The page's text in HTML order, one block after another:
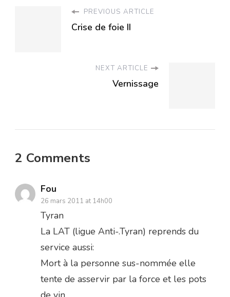
PREVIOUS ARTICLE
Crise de foie II
NEXT ARTICLE
Vernissage
2 Comments
Fou
26 mars 2011 at 14h00
Tyran
La LAT (ligue Anti-.Tyran) reprends du
service aussi:
Mort à la personne sus-nommée elle
tente de asservir par la force et les pots